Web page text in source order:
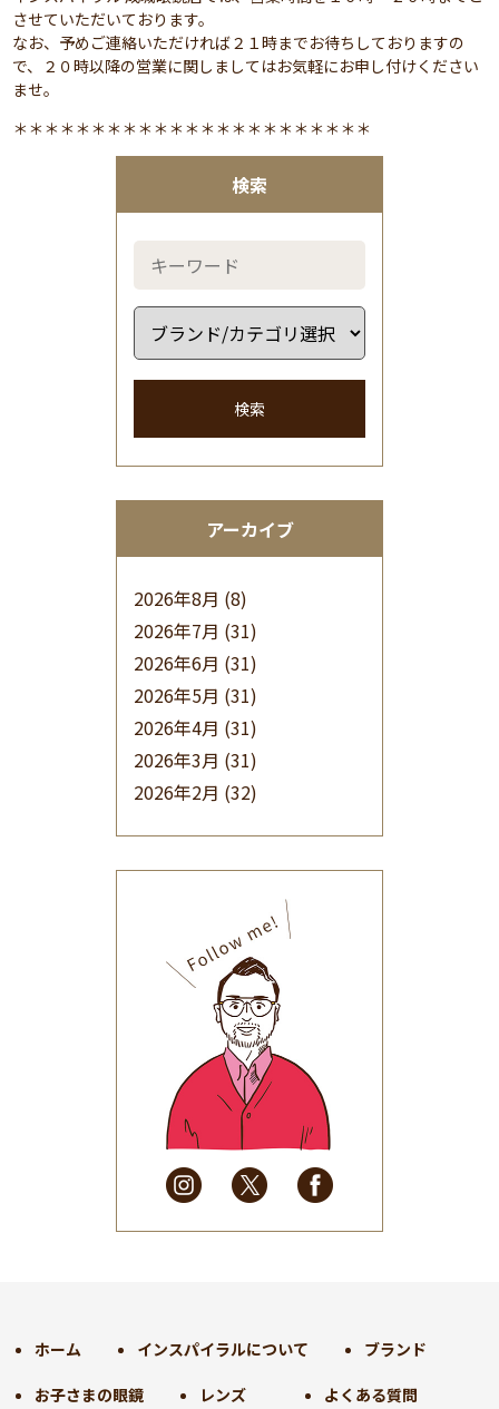
検索
検索
アーカイブ
2026年8月 (8)
2026年7月 (31)
2026年6月 (31)
2026年5月 (31)
2026年4月 (31)
2026年3月 (31)
2026年2月 (32)
(32)
2025年9月(30)
2025年8月(31)
2025年7月(37)
2025年6月(48)
2025年5月
(41)
2025年4月
(32)
2025年3月(31)
2025年2月
(28)
2025年1月
(34)
2024年9月(30)
させていただいております。
なお、予めご連絡いただければ２１時までお待ちしておりますの
で、２０時以降の営業に関しましてはお気軽にお申し付けください
ませ。
＊＊＊＊＊＊＊＊＊＊＊＊＊＊＊＊＊＊＊＊＊＊＊
ホーム インスパイラルについて ブランド
お子さまの眼鏡 レンズ よくある質問